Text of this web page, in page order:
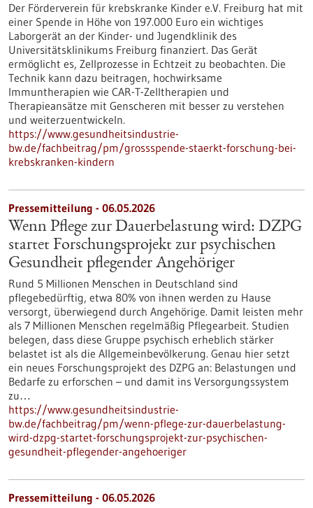
Der Förderverein für krebskranke Kinder e.V. Freiburg hat mit
einer Spende in Höhe von 197.000 Euro ein wichtiges
Laborgerät an der Kinder- und Jugendklinik des
Universitätsklinikums Freiburg finanziert. Das Gerät
ermöglicht es, Zellprozesse in Echtzeit zu beobachten. Die
Technik kann dazu beitragen, hochwirksame
Immuntherapien wie CAR-T-Zelltherapien und
Therapieansätze mit Genscheren mit besser zu verstehen
und weiterzuentwickeln.
https://www.gesundheitsindustrie-
bw.de/fachbeitrag/pm/grossspende-staerkt-forschung-bei-
krebskranken-kindern
Pressemitteilung - 06.05.2026
Wenn Pflege zur Dauerbelastung wird: DZPG
startet Forschungsprojekt zur psychischen
Gesundheit pflegender Angehöriger
Rund 5 Millionen Menschen in Deutschland sind
pflegebedürftig, etwa 80% von ihnen werden zu Hause
versorgt, überwiegend durch Angehörige. Damit leisten mehr
als 7 Millionen Menschen regelmäßig Pflegearbeit. Studien
belegen, dass diese Gruppe psychisch erheblich stärker
belastet ist als die Allgemeinbevölkerung. Genau hier setzt
ein neues Forschungsprojekt des DZPG an: Belastungen und
Bedarfe zu erforschen – und damit ins Versorgungssystem
zu…
https://www.gesundheitsindustrie-
bw.de/fachbeitrag/pm/wenn-pflege-zur-dauerbelastung-
wird-dzpg-startet-forschungsprojekt-zur-psychischen-
gesundheit-pflegender-angehoeriger
Pressemitteilung - 06.05.2026